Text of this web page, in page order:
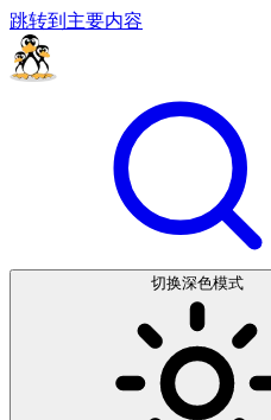
跳转到主要内容
切换深色模式